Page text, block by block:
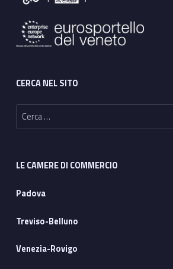
CERCA NEL SITO
Ricerca per:
LE CAMERE DI COMMERCIO
Padova
Treviso-Belluno
Venezia-Rovigo